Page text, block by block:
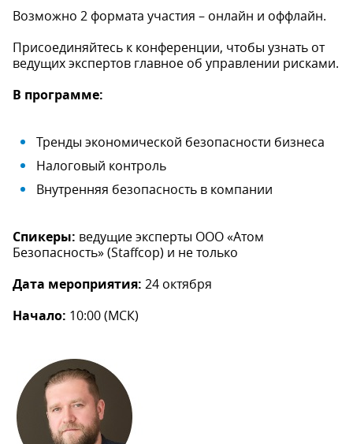
Возможно 2 формата участия – онлайн и оффлайн.
Присоединяйтесь к конференции, чтобы узнать от
ведущих экспертов главное об управлении рисками.
В программе:
Тренды экономической безопасности бизнеса
Налоговый контроль
Внутренняя безопасность в компании
Спикеры: ведущие эксперты ООО «Атом
Безопасность» (Staffcop) и не только
Дата мероприятия: 24 октября
Начало: 10:00 (МСК)